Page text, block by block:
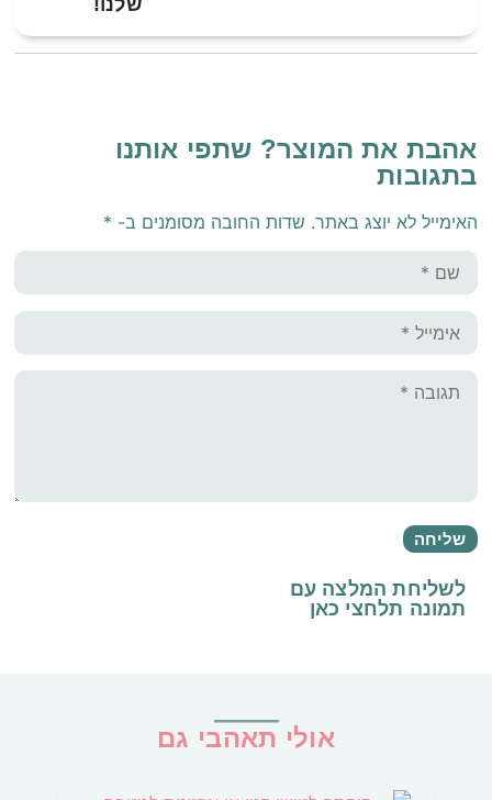
שלנו!
אהבת את המוצר? שתפי אותנו
בתגובות
האימייל לא יוצג באתר. שדות החובה מסומנים ב- *
לשליחת המלצה עם
תמונה תלחצי כאן
אולי תאהבי גם